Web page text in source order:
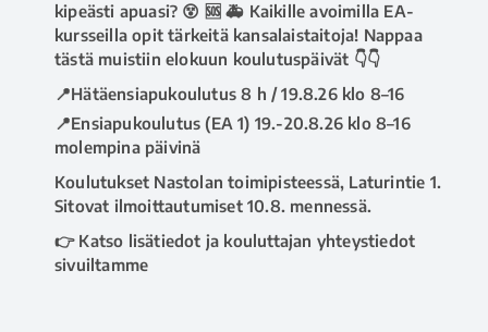
kipeästi apuasi? 😵 🆘 🚑 Kaikille avoimilla EA-
kursseilla opit tärkeitä kansalaistaitoja! Nappaa
tästä muistiin elokuun koulutuspäivät 👇👇
📍Hätäensiapukoulutus 8 h / 19.8.26 klo 8–16
📍Ensiapukoulutus (EA 1) 19.-20.8.26 klo 8–16
molempina päivinä
Koulutukset Nastolan toimipisteessä, Laturintie 1.
Sitovat ilmoittautumiset 10.8. mennessä.
👉 Katso lisätiedot ja kouluttajan yhteystiedot
sivuiltamme